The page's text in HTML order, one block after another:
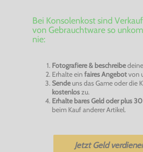
Bei Konsolenkost sind
von Gebrauchtware so
nie:
Fotografiere & beschreibe
Erhalte ein faires Angebotvon
Sendeuns das Game oder die
kostenloszu.
Erhalte bares Geld oder plus
beim Kauf anderer Artikel.
Jetzt Geld